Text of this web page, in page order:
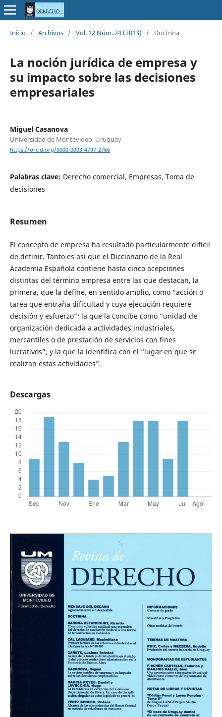
Inicio / Archivos / Vol. 12 Núm. 24 (2013) / Doctrina
La noción jurídica de empresa y
su impacto sobre las decisiones
empresariales
Miguel Casanova
Universidad de Montevideo, Uruguay
https://orcid.org/0000-0003-4797-2766
Palabras clave: Derecho comercial, Empresas, Toma de
decisiones
Resumen
El concepto de empresa ha resultado particularmente difícil
de definir. Tanto es así que el Diccionario de la Real
Academia Española contiene hasta cinco acepciones
distintas del término empresa entre las que destacan, la
primera, que la define, en sentido amplio, como “acción o
tarea que entraña dificultad y cuya ejecución requiere
decisión y esfuerzo”; la que la concibe como “unidad de
organización dedicada a actividades industriales,
mercantiles o de prestación de servicios con fines
lucrativos”; y la que la identifica con el “lugar en que se
realizan estas actividades”.
Descargas